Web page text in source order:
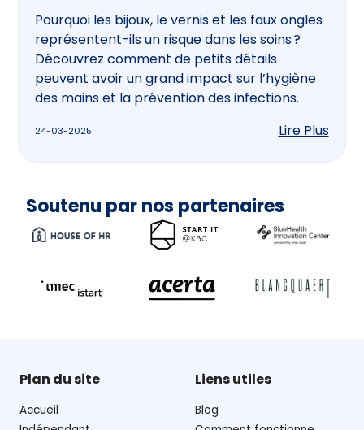
Pourquoi les bijoux, le vernis et les faux ongles
représentent-ils un risque dans les soins ?
Découvrez comment de petits détails
peuvent avoir un grand impact sur l’hygiène
des mains et la prévention des infections.
24-03-2025 Lire Plus
Soutenu par nos partenaires
Plan du site
Accueil
Liens utiles
Blog